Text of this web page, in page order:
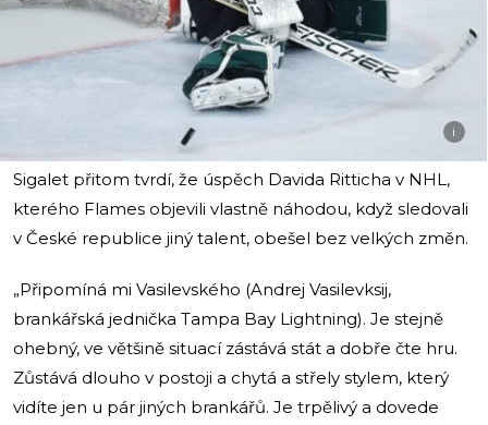
i
Sigalet přitom tvrdí, že úspěch Davida Ritticha v NHL,
kterého Flames objevili vlastně náhodou, když sledovali
v České republice jiný talent, obešel bez velkých změn.
„Připomíná mi Vasilevského (Andrej Vasilevksij,
brankářská jednička Tampa Bay Lightning). Je stejně
ohebný, ve většině situací zástává stát a dobře čte hru.
Zůstává dlouho v postoji a chytá a střely stylem, který
vidíte jen u pár jiných brankářů. Je trpělivý a dovede